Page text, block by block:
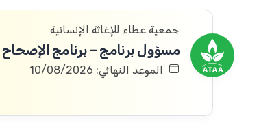
جمعية عطاء للإغاثة الإنسانية
مسؤول برنامج – برنامج الإصحاح
الموعد النهائي: 10/08/2026